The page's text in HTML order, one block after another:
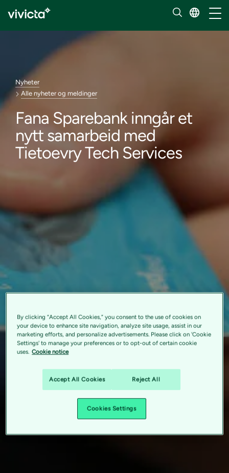
Nyheter
Alle nyheter og meldinger
Fana Sparebank inngår et
nytt samarbeid med
Tietoevry Tech Services
By clicking “Accept All Cookies,” you consent to the use of cookies on
your device to enhance site navigation, analyze site usage, assist in our
marketing efforts, and personalize advertisements. Please click on 'Cookie
Settings' to manage your preferences or to opt-out of certain cookie
uses. Cookie notice
Accept All Cookies Reject All
Cookies Settings